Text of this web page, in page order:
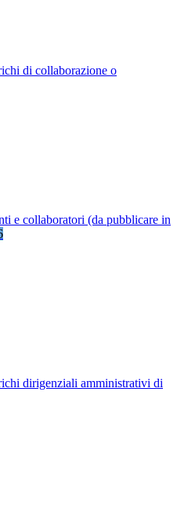
di collaborazione o
e collaboratori (da pubblicare in
dirigenziali amministrativi di